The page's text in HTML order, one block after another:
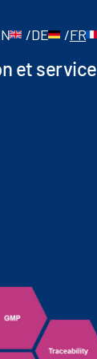
/DE /FR
et service